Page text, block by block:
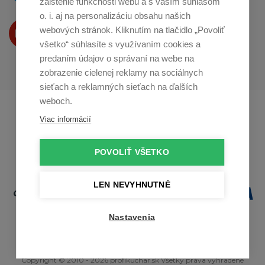
Produkty Vám predstavujeme
na Youtube
Profikuchař.cz
Copyright © 2010 - 2026 profikuchar.sk Všetky práva vyhradené
o. i. aj na personalizáciu obsahu našich
webových stránok. Kliknutím na tlačidlo „Povoliť
všetko“ súhlasíte s využívaním cookies a
predaním údajov o správaní na webe na
zobrazenie cielenej reklamy na sociálnych
sieťach a reklamných sieťach na ďalších
weboch.
Viac informácií
POVOLIŤ VŠETKO
LEN NEVYHNUTNÉ
Nastavenia